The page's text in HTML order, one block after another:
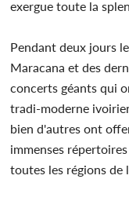
exergue toute la
Pendant deux jours
Maracana et des
concerts géants qui
tradi-moderne
bien d'autres ont
immenses
toutes les régions de